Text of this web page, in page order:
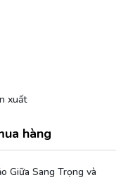
xuất
hàng
Giữa Sang Trọng và